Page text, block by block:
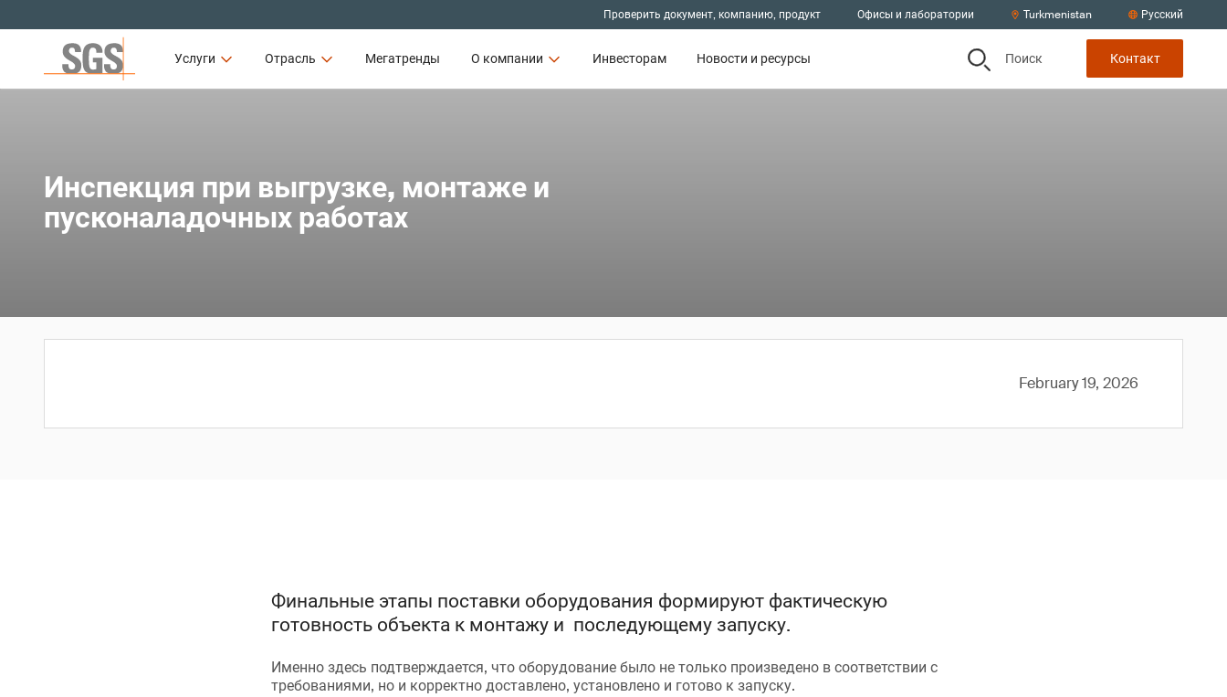
Проверить документ, компанию, продукт Офисы и лаборатории Turkmenistan Русский
Услуги Отрасль Мегатренды О компании Инвесторам Новости и ресурсы Поиск Контакт
Инспекция при выгрузке, монтаже и
пусконаладочных работах
February 19, 2026
Финальные этапы поставки оборудования формируют фактическую
готовность объекта к монтажу и последующему запуску.
Именно здесь подтверждается, что оборудование было не только произведено в соответствии с
требованиями, но и корректно доставлено, установлено и готово к запуску.